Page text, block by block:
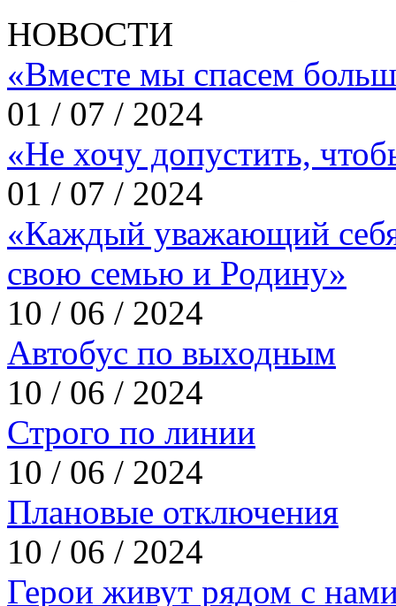
НОВОСТИ
«Вместе мы спасем
01 / 07 / 2024
«Не хочу допустить,
01 / 07 / 2024
«Каждый уважающий
свою семью и Родину»
10 / 06 / 2024
Автобус по выходным
10 / 06 / 2024
Строго по линии
10 / 06 / 2024
Плановые отключения
10 / 06 / 2024
Герои живут рядом с